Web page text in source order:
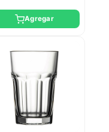
Agregar